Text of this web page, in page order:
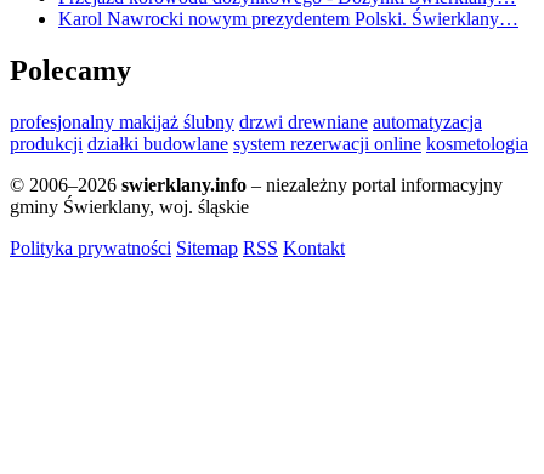
Karol Nawrocki nowym prezydentem Polski. Świerklany…
Polecamy
profesjonalny makijaż ślubny drzwi drewniane automatyzacja
produkcji działki budowlane system rezerwacji online kosmetologia
© 2006–2026 swierklany.info – niezależny portal informacyjny
gminy Świerklany, woj. śląskie
Polityka prywatności Sitemap RSS Kontakt